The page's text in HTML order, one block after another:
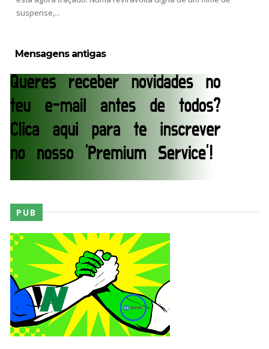
WWE Friday Night Smackdown 24 July 2026
Unknown-Jul 25 2026
TNA iMPACT Wrestling 23 July 2026
AEW Dynamite 22JUL26
Unknown -Jul 23 2026
TNA iMPACT Wrestling 06 aug 2026
Unknown - Aug 07 2026
suspense,...
Mensagens antigas
PUB